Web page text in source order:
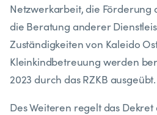
Netzwerkarbeit, die Förderung
die Beratung anderer
Zuständigkeiten von Kaleido
Kleinkindbetreuung werden
2023 durch das RZKB ausgeübt.
Des Weiteren regelt das